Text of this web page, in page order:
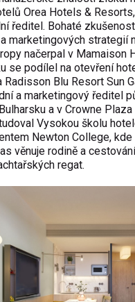
Orea Hotels &
ředitel. Bohaté
marketingových strategií
načerpal v Mamaison
se podílel na otevření
Radisson Blu Resort Sun
a marketingový ředitel
a v Crowne
Vysokou školu
Newton College,
věnuje rodině a
regat.